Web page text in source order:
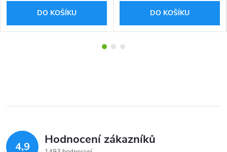
DO KOŠÍKU DO KOŠÍKU
4,9 Hodnocení zákazníků